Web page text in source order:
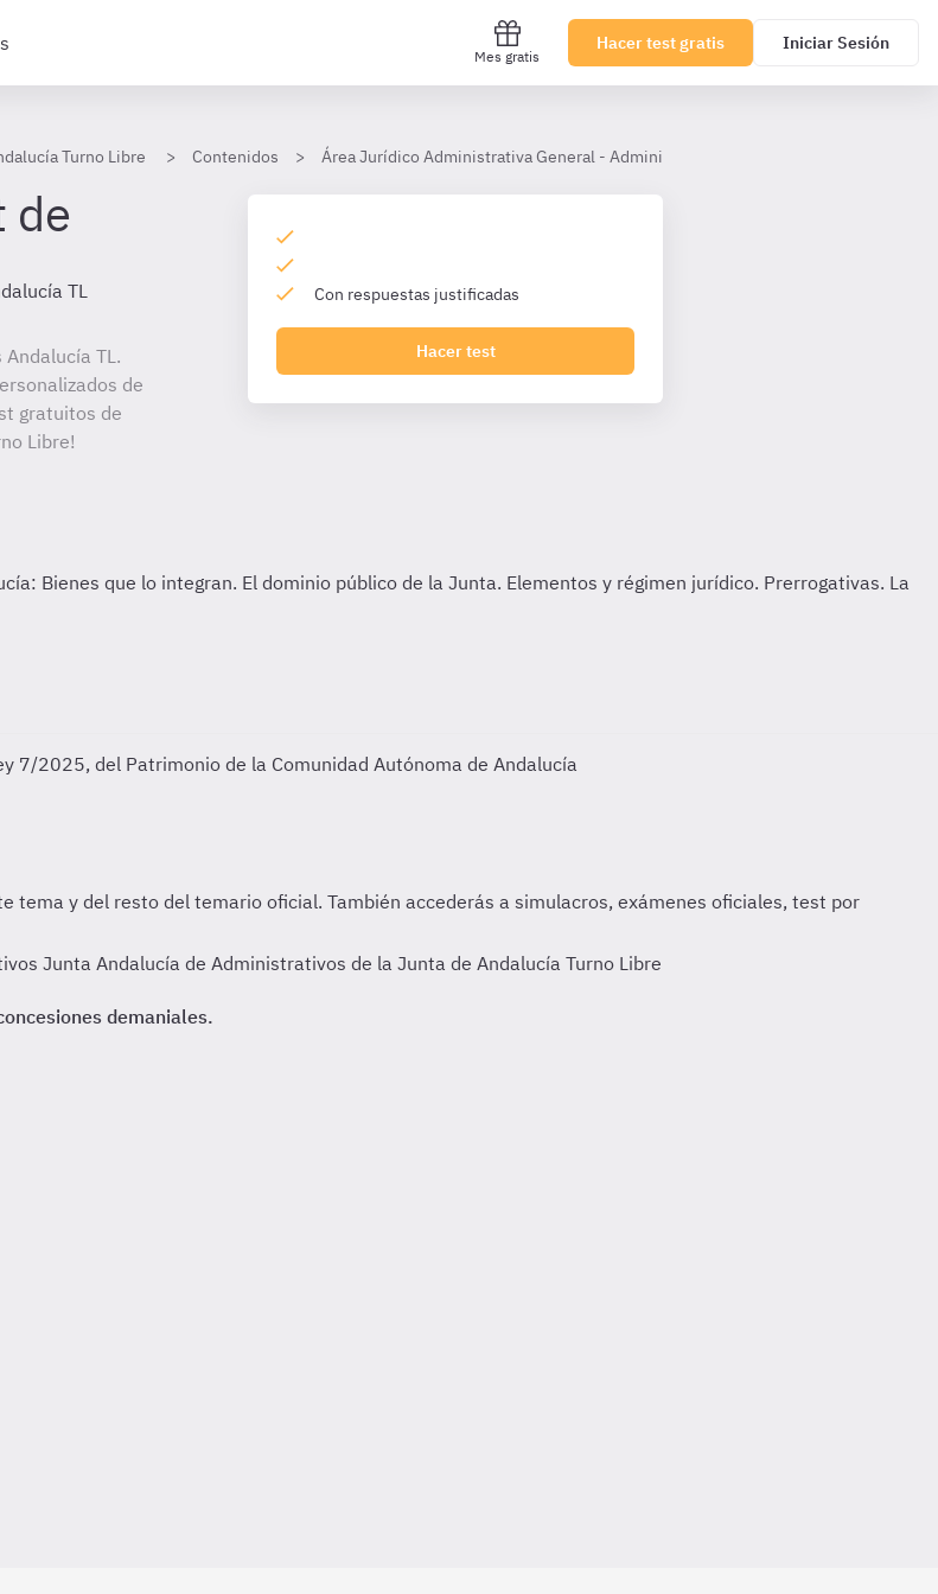
Mes gratis
Hacer test gratis Iniciar Sesión
Turno Libre Contenidos Área Jurídico Administrativa General - Administrativos Junta Andalucía
de
TL
TL.
de
gratuitos de
Libre!
Con respuestas justificadas
Hacer test
7/2025, del Patrimonio de la Comunidad Autónoma de Andalucía
Junta Andalucía de Administrativos de la Junta de Andalucía Turno Libre
demaniales.